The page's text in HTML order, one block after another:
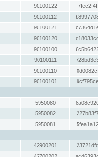
90100122
90100112
90100121
90100120
90100100
90100111
90100110
90100101
5950080
5950082
5950081
42900201